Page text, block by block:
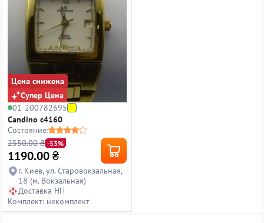
Цена снижена
Супер Цена
01-200782695
Candino c4160
Состояние:
2550.00 ₴ -53%
1190.00₴
г. Киев, ул. Старовокзальная,
18 (м. Вокзальная)
Доставка НП
Комплект: некомплект